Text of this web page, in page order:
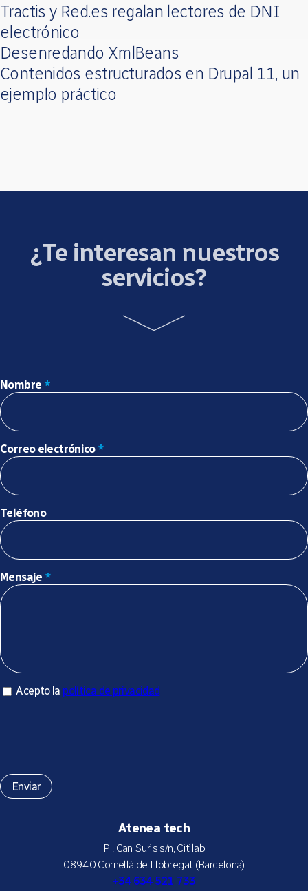
Tractis y Red.es regalan lectores de DNI
electrónico
Desenredando XmlBeans
Contenidos estructurados en Drupal 11, un
ejemplo práctico
¿Te interesan nuestros
servicios?
Atenea tech
Pl. Can Suris s/n, Citilab
08940 Cornellà de Llobregat (Barcelona)
+34 634 521 733
Nombre *
Correo electrónico *
Teléfono
Mensaje *
Acepto la política de privacidad
Acepto la política de privacidad